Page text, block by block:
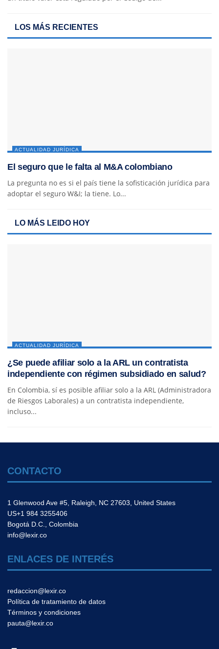
LOS MÁS RECIENTES
ACTUALIDAD JURÍDICA
El seguro que le falta al M&A colombiano
La pregunta no es si el país tiene la sofisticación jurídica para
adoptar el seguro W&I; la tiene. Lo...
LO MÁS LEIDO HOY
ACTUALIDAD JURÍDICA
¿Se puede afiliar solo a la ARL un contratista
independiente con régimen subsidiado en salud?
En Colombia, sí es posible afiliar solo a la ARL (Administradora
de Riesgos Laborales) a un contratista independiente,
incluso...
CONTACTO
1 Glenwood Ave #5, Raleigh, NC 27603, United States
US+1 984 3255406
Bogotá D.C., Colombia
info@lexir.co
ENLACES DE INTERÉS
redaccion@lexir.co
Política de tratamiento de datos
Términos y condiciones
pauta@lexir.co